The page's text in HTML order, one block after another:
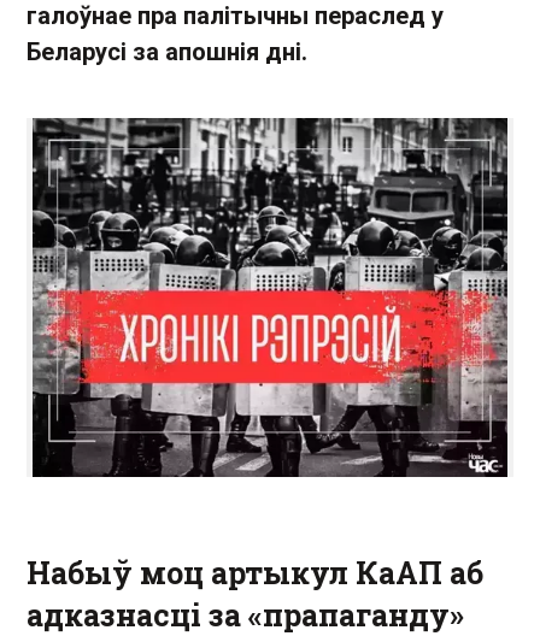
галоўнае пра палітычны пераслед у
Беларусі за апошнія дні.
Набыў моц артыкул КаАП аб
адказнасці за «прапаганду»